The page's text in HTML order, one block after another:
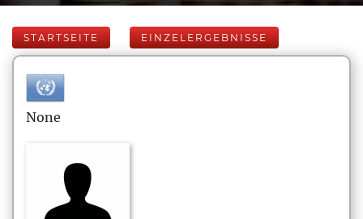
STARTSEITE EINZELERGEBNISSE
None